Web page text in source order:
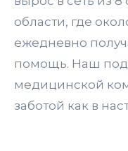
области, где
ежедневно
помощь. Наш
медицинской
заботой как в